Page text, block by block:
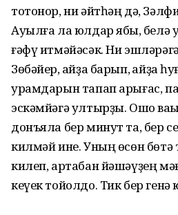
тотонор, ни әйтһәң дә,
Ауылға ла юлдар ябыҡ, белә
ғәфү итмәйәсәк. Ни
Зөбәйер, ҡайҙа барып, ҡайҙа
урамдарын тапап арығас,
эскәмйәгә ултырҙы. Ошо
донъяла бер минут та, бер
килмәй ине. Уның өсөн
килеп, артабан йәшәүҙең
кеүек тойолдо. Тик бер